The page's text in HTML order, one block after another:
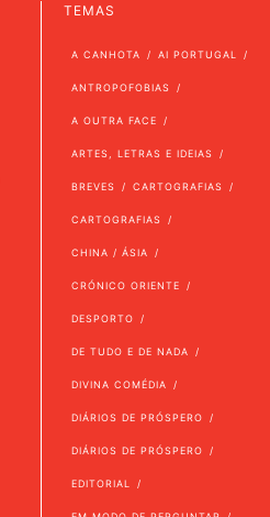
TEMAS
A CANHOTA AI PORTUGAL
ANTROPOFOBIAS
A OUTRA FACE
ARTES, LETRAS E IDEIAS
BREVES CARTOGRAFIAS
CARTOGRAFIAS
CHINA / ÁSIA
CRÓNICO ORIENTE
DESPORTO
DE TUDO E DE NADA
DIVINA COMÉDIA
DIÁRIOS DE PRÓSPERO
DIÁRIOS DE PRÓSPERO
EDITORIAL